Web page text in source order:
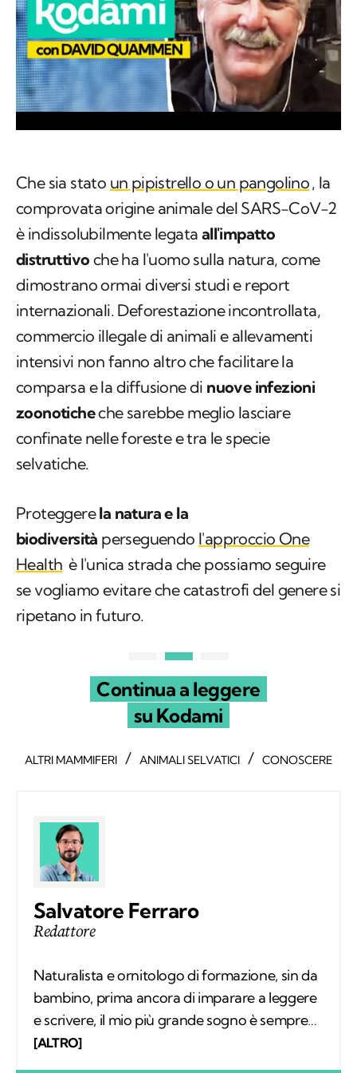
Che sia stato un pipistrello o un pangolino, la
comprovata origine animale del SARS-CoV-2
è indissolubilmente legata all'impatto
distruttivo che ha l'uomo sulla natura, come
dimostrano ormai diversi studi e report
internazionali. Deforestazione incontrollata,
commercio illegale di animali e allevamenti
intensivi non fanno altro che facilitare la
comparsa e la diffusione di nuove infezioni
zoonoticheche sarebbe meglio lasciare
confinate nelle foreste e tra le specie
selvatiche.
Proteggerela natura e la
biodiversità perseguendo l'approccio One
Health è l'unica strada che possiamo seguire
se vogliamo evitare che catastrofi del genere si
ripetano in futuro.
Continua a leggere
su Kodami
ALTRI MAMMIFERI / ANIMALI SELVATICI / CONOSCERE
Salvatore Ferraro
Redattore
Naturalista e ornitologo di formazione, sin da
bambino, prima ancora di imparare a leggere
e scrivere, il mio più grande sogno è sempre
stato quello di conoscere tutto sugli animali e
[ALTRO]